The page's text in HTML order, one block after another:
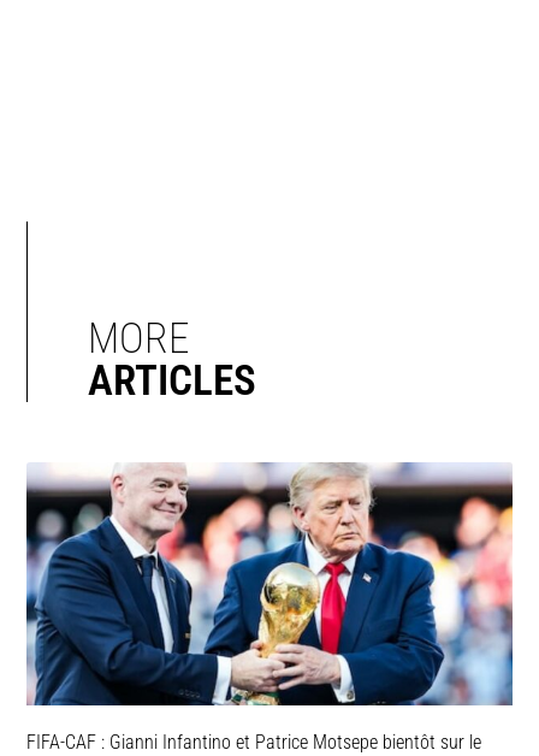
MORE
ARTICLES
FIFA-CAF : Gianni Infantino et Patrice Motsepe bientôt sur le